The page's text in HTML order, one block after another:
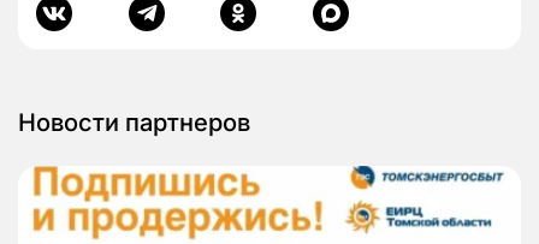
Новости партнеров